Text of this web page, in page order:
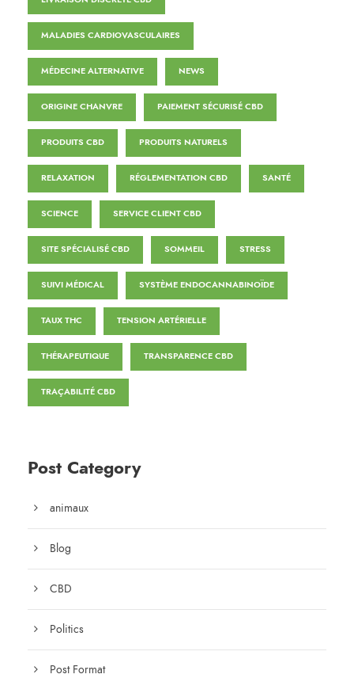
MALADIES CARDIOVASCULAIRES
MÉDECINE ALTERNATIVE NEWS
ORIGINE CHANVRE PAIEMENT SÉCURISÉ CBD
PRODUITS CBD PRODUITS NATURELS
RELAXATION RÉGLEMENTATION CBD SANTÉ
SCIENCE SERVICE CLIENT CBD
SITE SPÉCIALISÉ CBD SOMMEIL STRESS
SUIVI MÉDICAL SYSTÈME ENDOCANNABINOÏDE
TAUX THC TENSION ARTÉRIELLE
THÉRAPEUTIQUE TRANSPARENCE CBD
TRAÇABILITÉ CBD
Post Category
animaux
Blog
CBD
Politics
Post Format